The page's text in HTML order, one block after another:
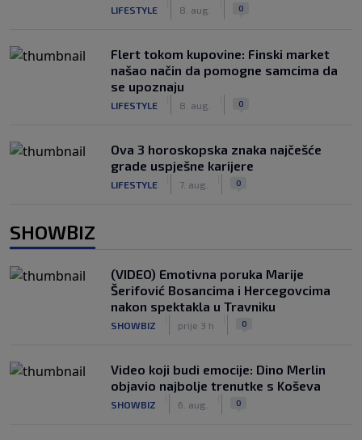
LIFESTYLE 8. aug. 0
Flert tokom kupovine: Finski market
našao način da pomogne samcima da
se upoznaju
LIFESTYLE 8. aug. 0
Ova 3 horoskopska znaka najčešće
grade uspješne karijere
LIFESTYLE 7. aug. 0
SHOWBIZ
(VIDEO) Emotivna poruka Marije
Šerifović Bosancima i Hercegovcima
nakon spektakla u Travniku
SHOWBIZ prije 3 h 0
Video koji budi emocije: Dino Merlin
objavio najbolje trenutke s Koševa
SHOWBIZ 6. aug. 0